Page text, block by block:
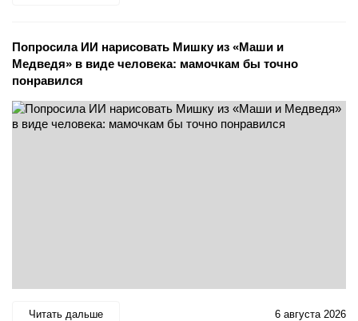
Попросила ИИ нарисовать Мишку из «Маши и
Медведя» в виде человека: мамочкам бы точно
понравился
Читать дальше 6 августа 2026